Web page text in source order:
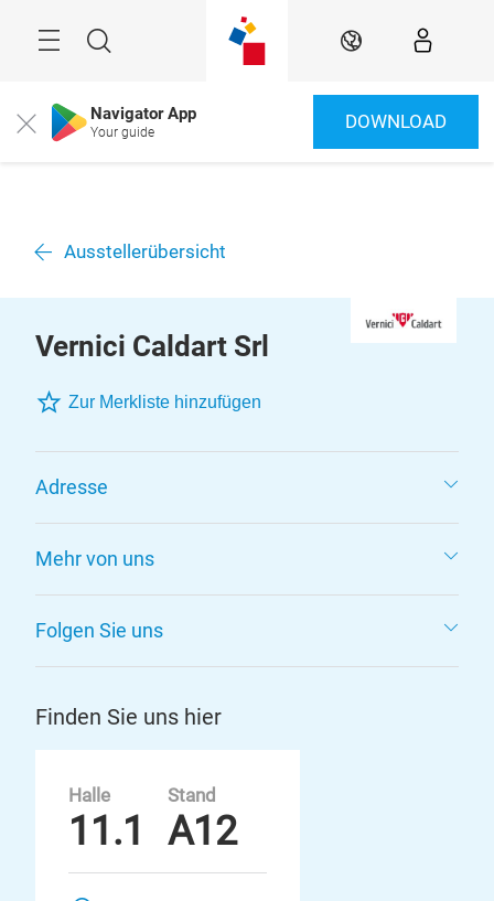
Suche DE
Close Navigator App
Your guide DOWNLOAD
Ausstellerübersicht
Vernici Caldart Srl
Zur Merkliste hinzufügen
Adresse
Mehr von uns
Folgen Sie uns
Finden Sie uns hier
Halle
11.1
Stand
A12